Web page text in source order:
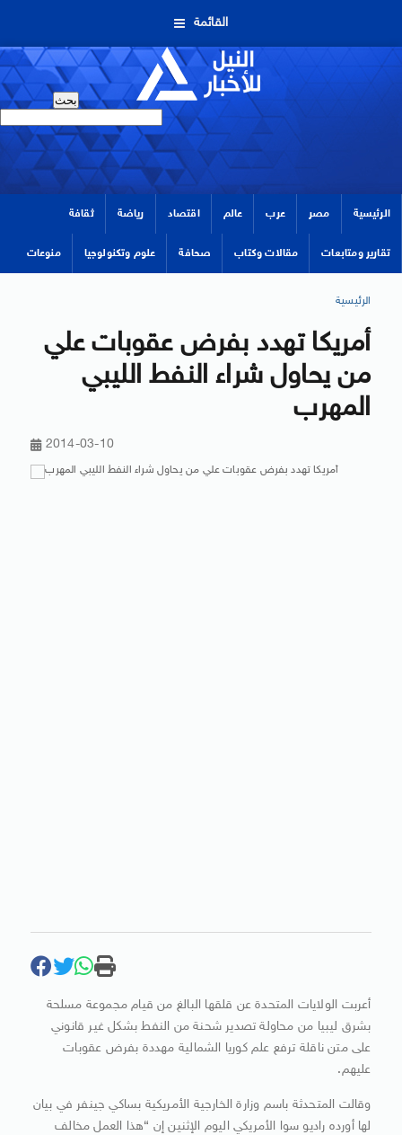
القائمة
الرئيسية مصر عرب عالم اقتصاد رياضة ثقافة
تقارير ومتابعات مقالات وكتاب صحافة علوم وتكنولوجيا منوعات
الرئيسية
أمريكا تهدد بفرض عقوبات علي
من يحاول شراء النفط الليبي
المهرب
2014-03-10
أعربت الولايات المتحدة عن قلقها البالغ من قيام مجموعة مسلحة
بشرق ليبيا من محاولة تصدير شحنة من النفط بشكل غير قانوني
على متن ناقلة ترفع علم كوريا الشمالية مهددة بفرض عقوبات
عليهم.
وقالت المتحدثة باسم وزارة الخارجية الأمريكية بساكي جينفر في بيان
لها أورده راديو سوا الأمريكي اليوم الإثنين إن “هذا العمل مخالف